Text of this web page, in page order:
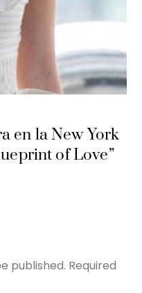
en la New York
of Love”
published. Required